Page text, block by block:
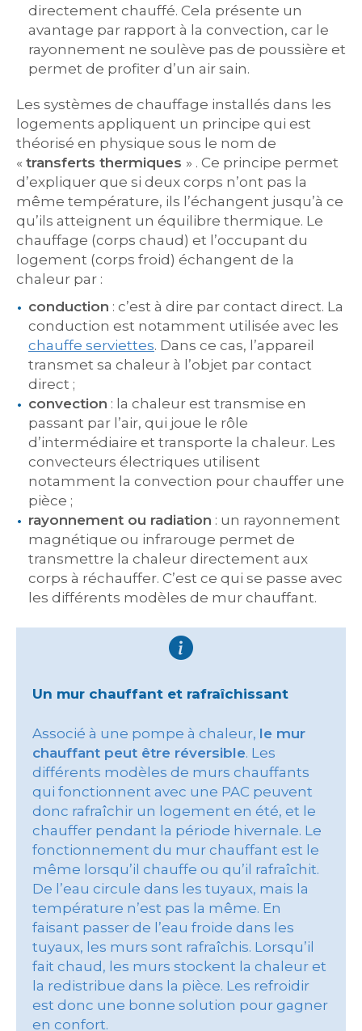
directement chauffé. Cela présente un
avantage par rapport à la convection, car le
rayonnement ne soulève pas de poussière et
permet de profiter d’un air sain.
Les systèmes de chauffage installés dans les
logements appliquent un principe qui est
théorisé en physique sous le nom de
« transferts thermiques » . Ce principe permet
d’expliquer que si deux corps n’ont pas la
même température, ils l’échangent jusqu’à ce
qu’ils atteignent un équilibre thermique. Le
chauffage (corps chaud) et l’occupant du
logement (corps froid) échangent de la
chaleur par :
conduction : c’est à dire par contact direct. La
conduction est notamment utilisée avec les
chauffe serviettes. Dans ce cas, l’appareil
transmet sa chaleur à l’objet par contact
direct ;
convection : la chaleur est transmise en
passant par l’air, qui joue le rôle
d’intermédiaire et transporte la chaleur. Les
convecteurs électriques utilisent
notamment la convection pour chauffer une
pièce ;
rayonnement ou radiation : un rayonnement
magnétique ou infrarouge permet de
transmettre la chaleur directement aux
corps à réchauffer. C’est ce qui se passe avec
les différents modèles de mur chauffant.
Un mur chauffant et rafraîchissant
Associé à une pompe à chaleur, le mur
chauffant peut être réversible. Les
différents modèles de murs chauffants
qui fonctionnent avec une PAC peuvent
donc rafraîchir un logement en été, et le
chauffer pendant la période hivernale. Le
fonctionnement du mur chauffant est le
même lorsqu’il chauffe ou qu’il rafraîchit.
De l’eau circule dans les tuyaux, mais la
température n’est pas la même. En
faisant passer de l’eau froide dans les
tuyaux, les murs sont rafraîchis. Lorsqu’il
fait chaud, les murs stockent la chaleur et
la redistribue dans la pièce. Les refroidir
est donc une bonne solution pour gagner
en confort.